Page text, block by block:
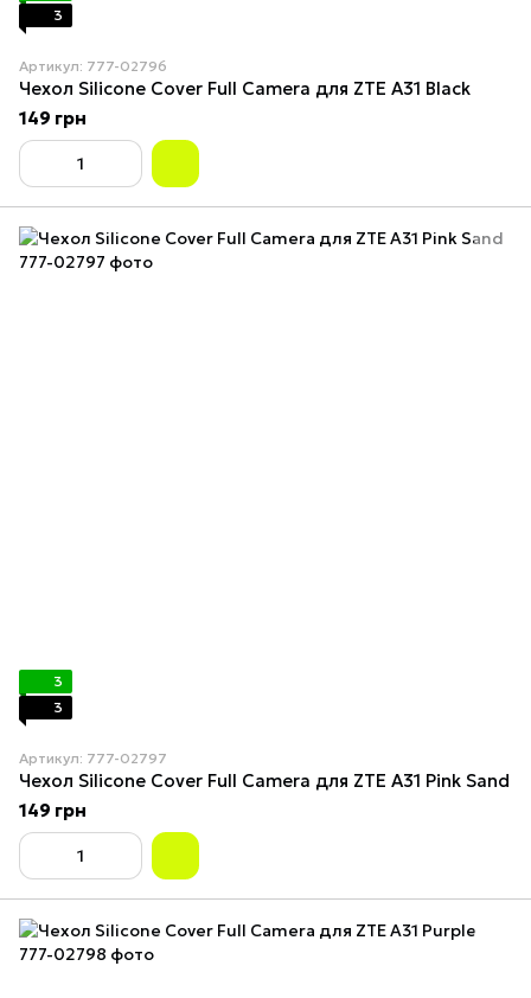
3
Артикул: 777-02796
Чехол Silicone Cover Full Camera для ZTE A31 Black
149 грн
3
3
Артикул: 777-02797
Чехол Silicone Cover Full Camera для ZTE A31 Pink Sand
149 грн